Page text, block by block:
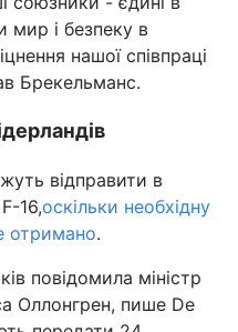
мир і безпеку в
нашої співпраці
Брекельманс.
відправити в
16,оскільки необхідну
отримано.
повідомила міністр
Оллонгрен, пише De